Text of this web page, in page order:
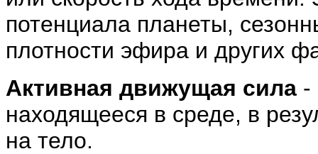
потенциала планеты,
плотности эфира и других
Активная движущая сила -
находящееся в среде, в
на тело.